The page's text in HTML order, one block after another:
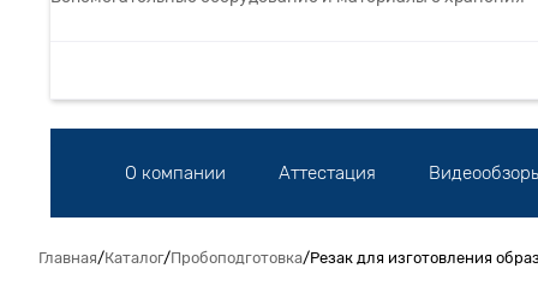
О компании Аттестация
Главная/Каталог/Пробоподготовка/Резак для изготовления